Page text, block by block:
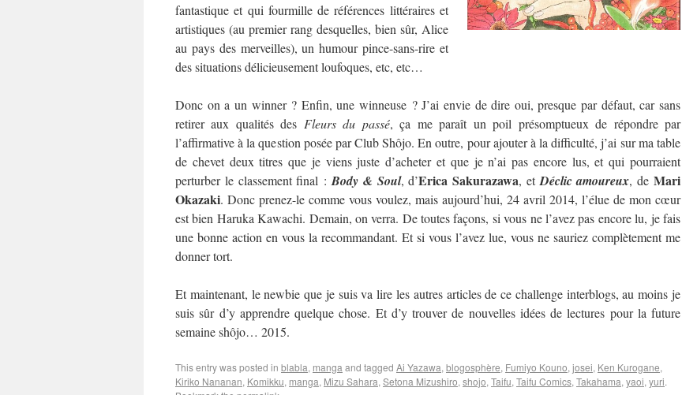
fantastique et qui fourmille de références littéraires et
artistiques (au premier rang desquelles, bien sûr, Alice
au pays des merveilles), un humour pince-sans-rire et
des situations délicieusement loufoques, etc, etc…
Donc on a un winner ? Enfin, une winneuse ? J’ai envie de dire oui, presque par défaut, car sans
retirer aux qualités des Fleurs du passé, ça me paraît un poil présomptueux de répondre par
l’affirmative à la question posée par Club Shôjo. En outre, pour ajouter à la difficulté, j’ai sur ma table
de chevet deux titres que je viens juste d’acheter et que je n’ai pas encore lus, et qui pourraient
perturber le classement final :Body & Soul, d’Erica Sakurazawa, etDéclic amoureux, deMari
Okazaki. Donc prenez-le comme vous voulez, mais aujourd’hui, 24 avril 2014, l’élue de mon cœur
est bien Haruka Kawachi. Demain, on verra. De toutes façons, si vous ne l’avez pas encore lu, je fais
une bonne action en vous la recommandant. Et si vous l’avez lue, vous ne sauriez complètement me
donner tort.
Et maintenant, le newbie que je suis va lire les autres articles de ce challenge interblogs, au moins je
suis sûr d’y apprendre quelque chose. Et d’y trouver de nouvelles idées de lectures pour la future
semaine shôjo… 2015.
This entry was posted in blabla, manga and tagged Ai Yazawa, blogosphère, Fumiyo Kouno, josei, Ken Kurogane,
Kiriko Nananan, Komikku, manga, Mizu Sahara, Setona Mizushiro, shojo, Taifu, Taifu Comics, Takahama, yaoi, yuri.